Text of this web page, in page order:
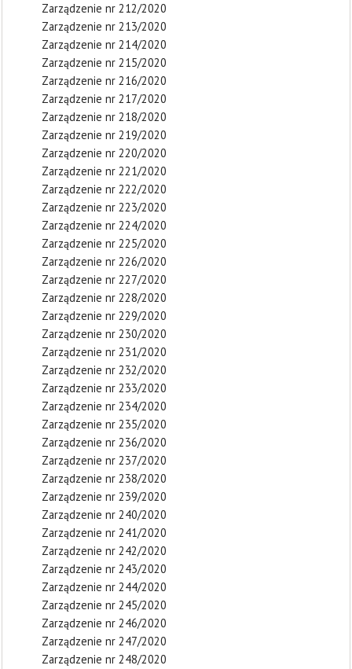
Zarządzenie nr 212/2020
Zarządzenie nr 213/2020
Zarządzenie nr 214/2020
Zarządzenie nr 215/2020
Zarządzenie nr 216/2020
Zarządzenie nr 217/2020
Zarządzenie nr 218/2020
Zarządzenie nr 219/2020
Zarządzenie nr 220/2020
Zarządzenie nr 221/2020
Zarządzenie nr 222/2020
Zarządzenie nr 223/2020
Zarządzenie nr 224/2020
Zarządzenie nr 225/2020
Zarządzenie nr 226/2020
Zarządzenie nr 227/2020
Zarządzenie nr 228/2020
Zarządzenie nr 229/2020
Zarządzenie nr 230/2020
Zarządzenie nr 231/2020
Zarządzenie nr 232/2020
Zarządzenie nr 233/2020
Zarządzenie nr 234/2020
Zarządzenie nr 235/2020
Zarządzenie nr 236/2020
Zarządzenie nr 237/2020
Zarządzenie nr 238/2020
Zarządzenie nr 239/2020
Zarządzenie nr 240/2020
Zarządzenie nr 241/2020
Zarządzenie nr 242/2020
Zarządzenie nr 243/2020
Zarządzenie nr 244/2020
Zarządzenie nr 245/2020
Zarządzenie nr 246/2020
Zarządzenie nr 247/2020
Zarządzenie nr 248/2020